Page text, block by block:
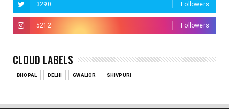
3290 Followers
5212 Followers
CLOUD LABELS
BHOPAL DELHI GWALIOR SHIVPURI